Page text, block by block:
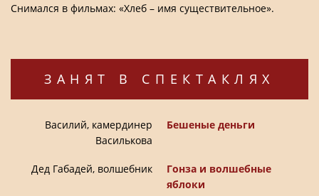
Снимался в фильмах: «Хлеб – имя существительное».
ЗАНЯТ В СПЕКТАКЛЯХ
Василий, камердинер
Василькова
Бешеные деньги
Дед Габадей, волшебник
Гонза и волшебные
яблоки